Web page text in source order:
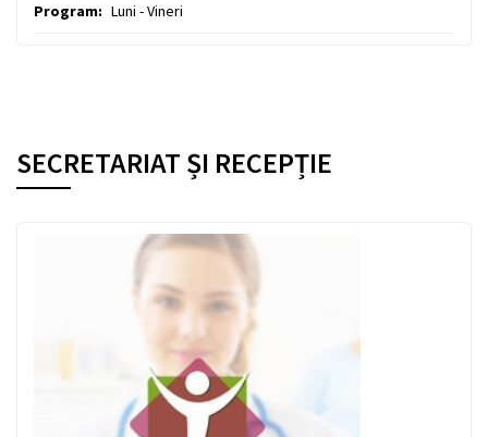
Program: Luni - Vineri
SECRETARIAT ȘI RECEPȚIE